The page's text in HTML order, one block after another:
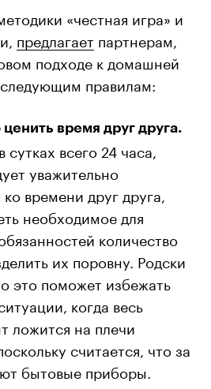
«честная игра» и
предлагает партнерам,
подходе к домашней
правилам:
время друг друга.
сутках всего 24 часа,
уважительно
времени друг друга,
необходимое для
количество
их поровну. Родски
это поможет избежать
когда весь
ложится на плечи
считается, что за
бытовые приборы.